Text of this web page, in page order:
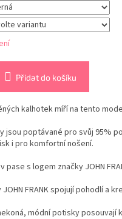
Přidat do košíku
kalhotek míří na tento
jsou poptávané pro svůj 95%
i pro komfortní nošení.
pase s logem značky JOHN
FRANK spojují pohodlí a
módní potisky